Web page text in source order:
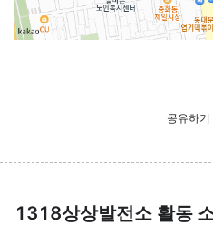
공유하기
1318상상발전소 활동